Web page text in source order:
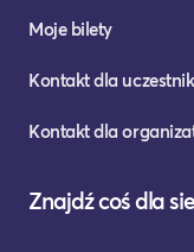
Moje bilety
Kontakt dla
Kontakt dla
Znajdź coś dla